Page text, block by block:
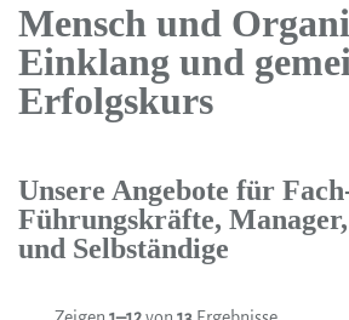
Mensch und
Einklang und
Erfolgskurs
Unsere Angebote für
Führungskräfte,
und Selbständige